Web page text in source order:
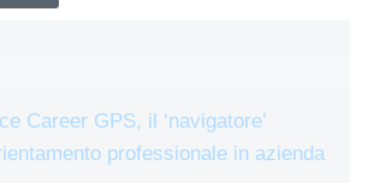
Career GPS, il ‘navigatore’
professionale in azienda